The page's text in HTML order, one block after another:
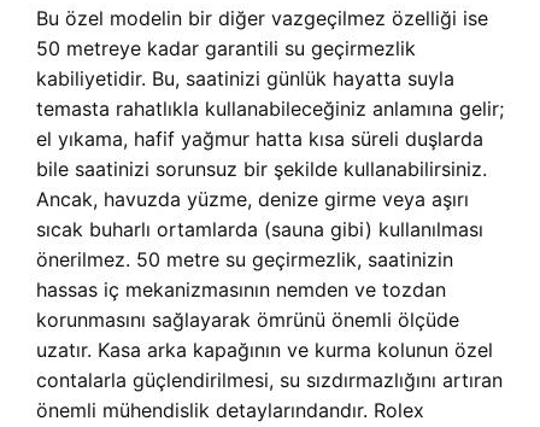
Bu özel modelin bir diğer vazgeçilmez özelliği ise
50 metreye kadar garantili su geçirmezlik
kabiliyetidir. Bu, saatinizi günlük hayatta suyla
temasta rahatlıkla kullanabileceğiniz anlamına gelir;
el yıkama, hafif yağmur hatta kısa süreli duşlarda
bile saatinizi sorunsuz bir şekilde kullanabilirsiniz.
Ancak, havuzda yüzme, denize girme veya aşırı
sıcak buharlı ortamlarda (sauna gibi) kullanılması
önerilmez. 50 metre su geçirmezlik, saatinizin
hassas iç mekanizmasının nemden ve tozdan
korunmasını sağlayarak ömrünü önemli ölçüde
uzatır. Kasa arka kapağının ve kurma kolunun özel
contalarla güçlendirilmesi, su sızdırmazlığını artıran
önemli mühendislik detaylarındandır. Rolex